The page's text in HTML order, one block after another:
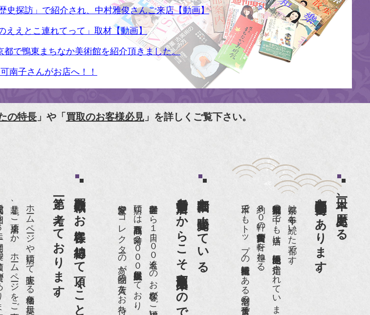
史探訪」で紹介され、中村雅俊さんご来店【動画】
ええとこ連れてって」取材【動画】
都で鴨東まちなか美術館を紹介頂きました。
南子さんがお店へ！！
歩』（5月17日発行）
号
月号
』2009年11月28日号
方』（4月16日発行）
の特長 」や「 買取のお客様必見 」を詳しくご覧下さい。
日本一、歴史ある
京都祇園骨董街にあります。
京都は千年も続いた都です。
京都祇園骨董街の中でも当店は、歴史的保全地区に指定されています。
約８０軒の古美術骨董商が軒を連ねる、
日本でもトップの祇園骨董街にある老舗の骨董店です。
京都祇園で小売販売している
老舗骨董店だからこそ高価買取出来るのです。
店頭には買取商品を常時２０００点以上展示販売しており、
愛好家やコレクターの方が品物の入荷をお待ちです。
買取依頼のお客様に納得して頂くことを
第一と考えております。
是非、ご来店頂くか、ホームページをご覧下さい。
があります。